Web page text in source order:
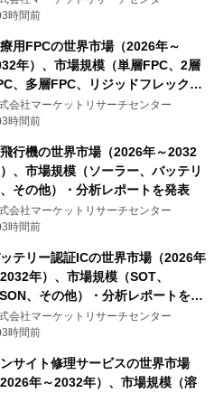
3時間前
用FPCの世界市場（2026年～
年）、市場規模（単層FPC、2層
、多層FPC、リジッドフレックス
）・分析レポートを発表
会社マーケットリサーチセンター
3時間前
行機の世界市場（2026年～2032
、市場規模（ソーラー、バッテリ
その他）・分析レポートを発表
会社マーケットリサーチセンター
3時間前
テリー認証ICの世界市場（2026年
年）、市場規模（SOT、
、その他）・分析レポートを発
会社マーケットリサーチセンター
3時間前
サイト修理サービスの世界市場
2026年～2032年）、市場規模（溶